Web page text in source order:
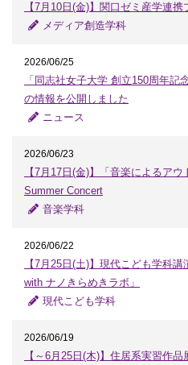
【7月10日(金)】関口ゼミ産学連
メディア創造学科
2026/06/25
「同志社女子大学 創立150周年記
の情報を公開しました
ニュース
2026/06/23
【7月17日(金)】「音楽によるア
Summer Concert
音楽学科
2026/06/22
【7月25日(土)】現代こども学科
with ナノきらめきラボ」
現代こども学科
2026/06/19
【～6月25日(木)】住居系実習作